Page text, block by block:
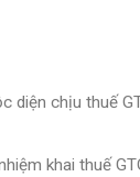
diện chịu thuế
khai thuế